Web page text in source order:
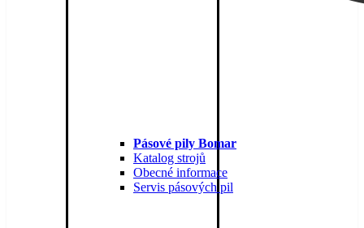
Pásové pily Bomar
Katalog strojů
Obecné informace
Servis pásových pil